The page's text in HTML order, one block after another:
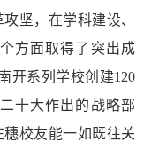
坚，在学科建设、
方面取得了突出成
开系列学校创建120
十大作出的战略部
校友能一如既往关